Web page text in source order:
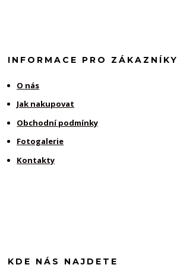
INFORMACE PRO ZÁKAZNÍKY
O nás
Jak nakupovat
Obchodní podmínky
Fotogalerie
Kontakty
KDE NÁS NAJDETE